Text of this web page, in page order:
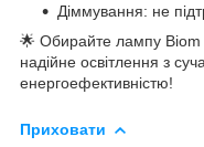
Діммування: не
🌟 Обирайте лампу
надійне освітлення з
енергоефективністю!
Приховати